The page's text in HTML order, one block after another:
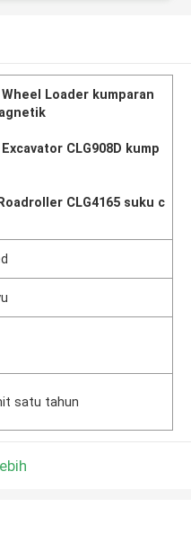
Wheel Loader kumparan
Excavator CLG908D kump
CLG4165 suku c
satu tahun